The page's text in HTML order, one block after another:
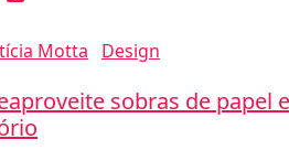
Motta Design
sobras de papel